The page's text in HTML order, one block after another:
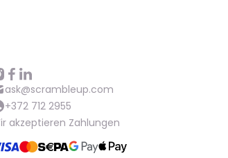
ask@scrambleup.com
+372 712 2955
akzeptieren Zahlungen